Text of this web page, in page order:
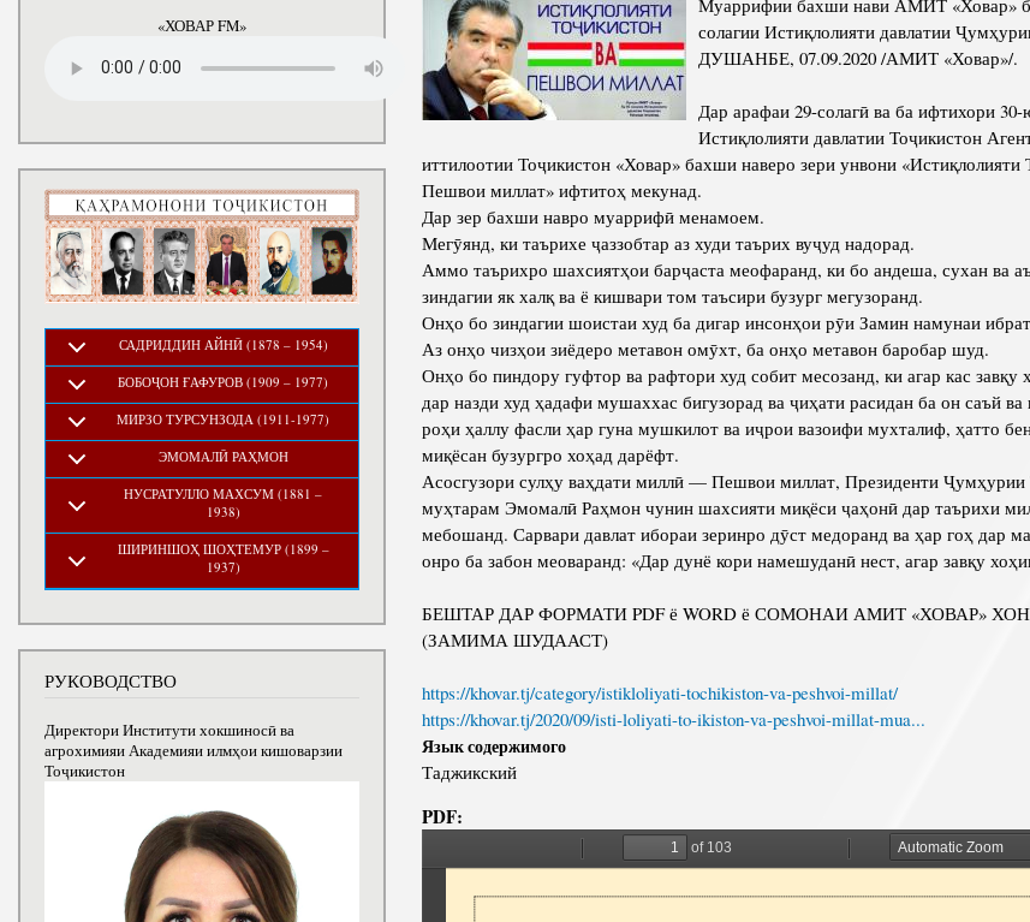
Структура
солагии Истиқлолияти давлатии
ДУШАНБЕ, 07.09.2020 /АМИТ «Ховар»/.
Дар арафаи 29-солагӣ ва ба ифтихори
Истиқлолияти давлатии Тоҷикистон
иттилоотии Тоҷикистон «Ховар» бахши наверо зери унвони «Истиқлолияти
Пешвои миллат» ифтитоҳ мекунад.
Дар зер бахши навро муаррифӣ менамоем.
Мегӯянд, ки таърихе ҷаззобтар аз худи таърих вуҷуд надорад.
Аммо таърихро шахсиятҳои барҷаста меофаранд, ки бо андеша, сухан ва
зиндагии як халқ ва ё кишвари том таъсири бузург мегузоранд.
Онҳо бо зиндагии шоистаи худ ба дигар инсонҳои рӯи Замин намунаи
Аз онҳо чизҳои зиёдеро метавон омӯхт, ба онҳо метавон баробар шуд.
Онҳо бо пиндору гуфтор ва рафтори худ собит месозанд, ки агар кас
дар назди худ ҳадафи мушаххас бигузорад ва ҷиҳати расидан ба он саъй
роҳи ҳаллу фасли ҳар гуна мушкилот ва иҷрои вазоифи мухталиф, ҳатто
миқёсан бузургро хоҳад дарёфт.
Асосгузори сулҳу ваҳдати миллӣ — Пешвои миллат, Президенти Ҷумҳурии
муҳтарам Эмомалӣ Раҳмон чунин шахсияти миқёси ҷаҳонӣ дар таърихи
мебошанд. Сарвари давлат ибораи зеринро дӯст медоранд ва ҳар гоҳ дар
онро ба забон меоваранд: «Дар дунё кори намешуданӣ нест, агар завқу
БЕШТАР ДАР ФОРМАТИ PDF ё WORD ё СОМОНАИ АМИТ «ХОВАР»
(ЗАМИМА ШУДААСТ)
https://khovar.tj/category/istikloliyati-tochikiston-va-peshvoi-millat/
https://khovar.tj/2020/09/isti-loliyati-to-ikiston-va-peshvoi-millat-mua...
Язык содержимого
Таджикский
PDF:
«ХОВАР FM»
САДРИДДИН АЙНӢ (1878 – 1954)
БОБОҶОН ҒАФУРОВ (1909 – 1977)
МИРЗО ТУРСУНЗОДА (1911-1977)
ЭМОМАЛӢ РАҲМОН
НУСРАТУЛЛО МАХСУМ (1881 –
1938)
ШИРИНШОҲ ШОҲТЕМУР (1899 –
1937)
РУКОВОДСТВО
Директори Институти хокшиносӣ ва
агрохимияи Академияи илмҳои кишоварзии
Тоҷикистон